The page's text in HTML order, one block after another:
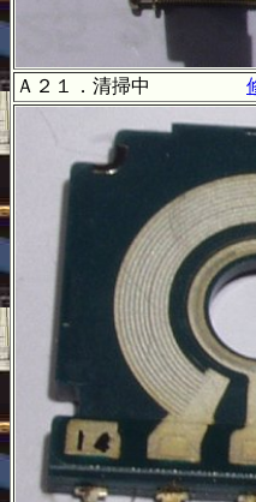
Ａ２１．清掃中